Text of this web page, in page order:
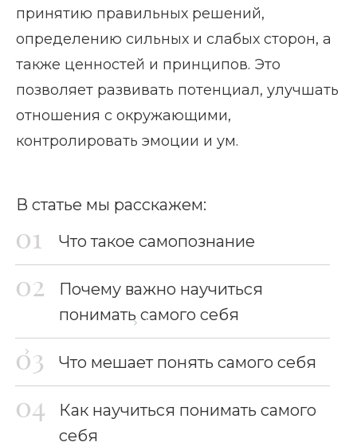
Главная страница
Блог
принятию правильных решений,
определению сильных и слабых сторон, а
также ценностей и принципов. Это
позволяет развивать потенциал, улучшать
отношения с окружающими,
контролировать эмоции и ум.
В статье мы расскажем:
Что такое самопознание
Почему важно научиться
понимать самого себя
Что мешает понять самого себя
Как научиться понимать самого
себя